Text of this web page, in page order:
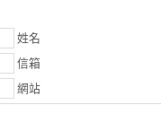
姓名
信箱
網站